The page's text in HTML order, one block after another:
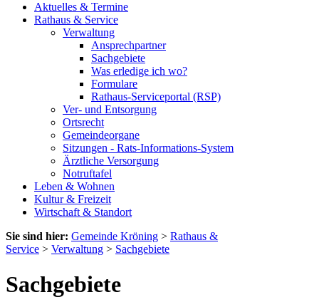
Aktuelles & Termine
Rathaus & Service
Verwaltung
Ansprechpartner
Sachgebiete
Was erledige ich wo?
Formulare
Rathaus-Serviceportal (RSP)
Ver- und Entsorgung
Ortsrecht
Gemeindeorgane
Sitzungen - Rats-Informations-System
Ärztliche Versorgung
Notruftafel
Leben & Wohnen
Kultur & Freizeit
Wirtschaft & Standort
Sie sind hier: Gemeinde Kröning > Rathaus &
Service > Verwaltung > Sachgebiete
Sachgebiete